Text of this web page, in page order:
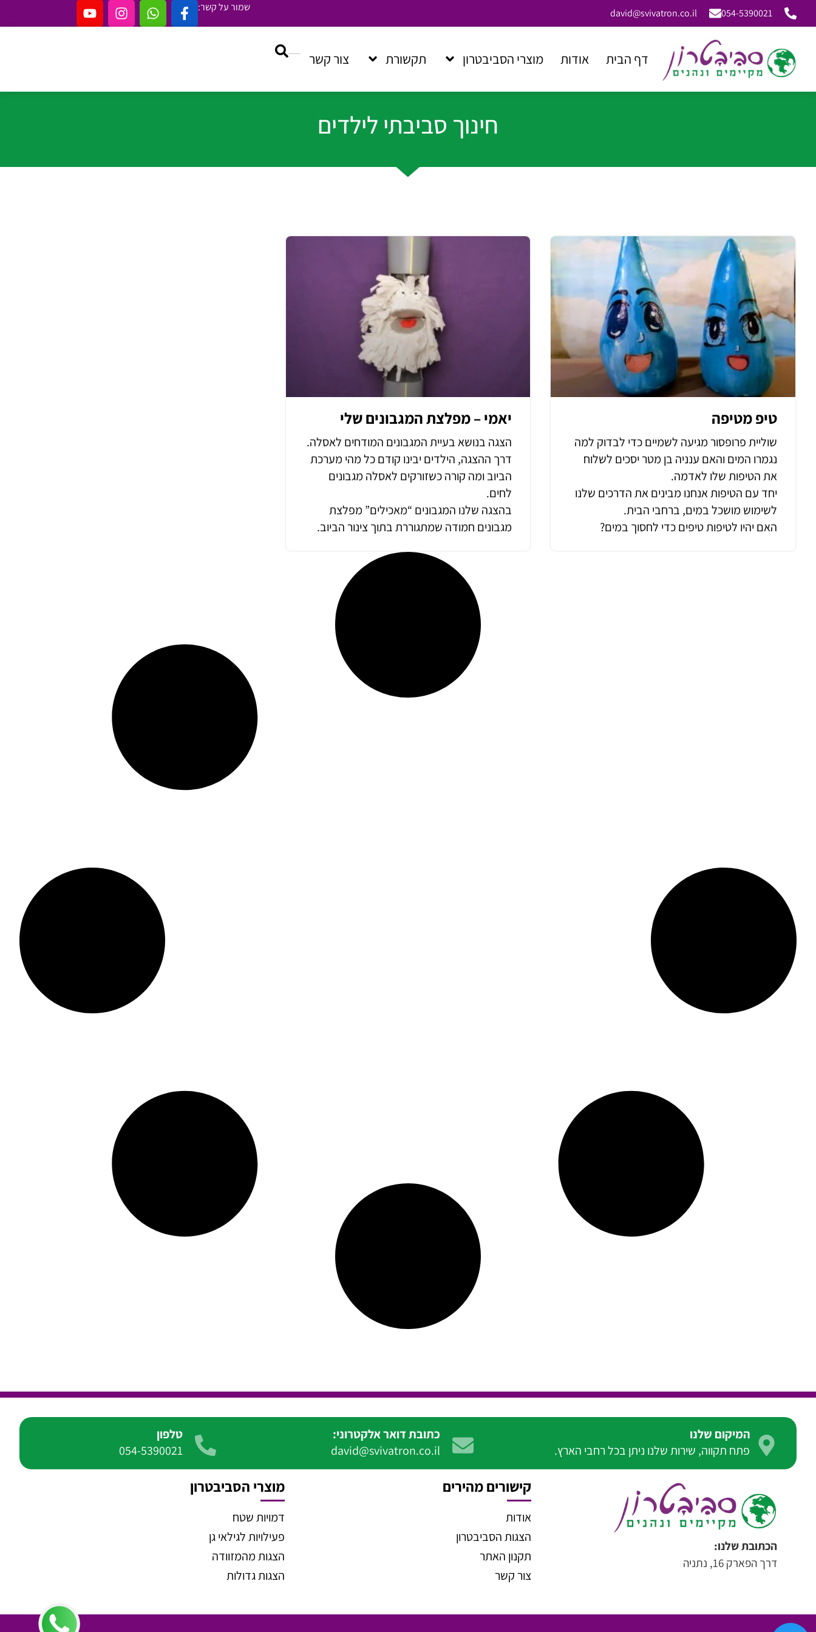
054-5390021
david@svivatron.co.il שמור על קשר:
דף הבית אודות מוצרי הסביבטרון תקשורת צור קשר
חינוך סביבתי לילדים
טיפ מטיפה
שוליית פרופסור מגיעה לשמיים כדי לבדוק למה
נגמרו המים והאם ענניה בן מטר יסכים לשלוח
את הטיפות שלו לאדמה.
יחד עם הטיפות אנחנו מבינים את הדרכים שלנו
לשימוש מושכל במים, ברחבי הבית.
האם יהיו לטיפות טיפים כדי לחסוך במים?
יאמי – מפלצת המגבונים שלי
הצגה בנושא בעיית המגבונים המודחים לאסלה.
דרך ההצגה, הילדים יבינו קודם כל מהי מערכת
הביוב ומה קורה כשזורקים לאסלה מגבונים
לחים.
בהצגה שלנו המגבונים “מאכילים” מפלצת
מגבונים חמודה שמתגוררת בתוך צינור הביוב.
המיקום שלנו
פתח תקווה, שירות שלנו ניתן בכל רחבי הארץ.
כתובת דואר אלקטרוני:
david@svivatron.co.il
טלפון
054-5390021
הכתובת שלנו:
דרך הפארק 16, נתניה
קישורים מהירים
אודות
הצגות הסביבטרון
תקנון האתר
צור קשר
מוצרי הסביבטרון
דמויות שטח
פעילויות לגילאי גן
הצגות מהמזוודה
הצגות גדולות